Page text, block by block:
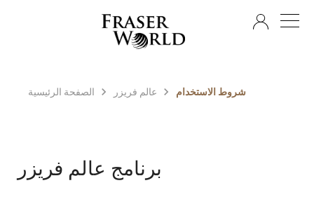
الصفحة الرئيسية عالم فريزر شروط الاستخدام
برنامج عالم فريزر